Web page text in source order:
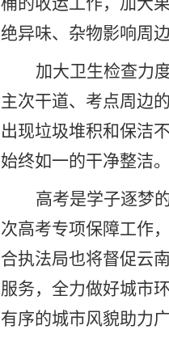
绝异味、杂物影响周
加大卫生检查力
主次干道、考点周边
出现垃圾堆积和保洁
始终如一的干净整洁
高考是学子逐梦
次高考专项保障工作
合执法局也将督促云
服务，全力做好城市
有序的城市风貌助力